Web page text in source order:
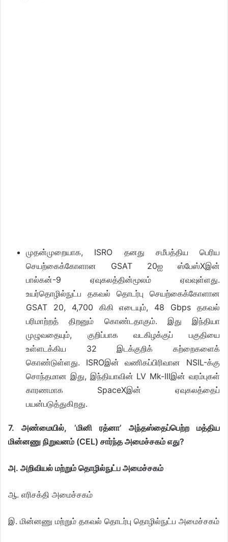
முதன்முறையாக, ISRO தனது சமீபத்திய பெரிய
செயற்கைக்கோளான GSAT 20ஐ ஸ்பேஸ்Xஇன்
பால்கன்-9 ஏவுகலத்தின்மூலம் ஏவவுள்ளது.
உயர்தொழில்நுட்ப தகவல் தொடர்பு செயற்கைக்கோளான
GSAT 20, 4,700 கிகி எடையும், 48 Gbps தகவல்
பரிமாற்றத் திறனும் கொண்டதாகும். இது இந்தியா
முழுவதையும், குறிப்பாக வடகிழக்குப் பகுதியை
உள்ளடக்கிய 32 இடக்குறிக் கற்றைகளைக்
கொண்டுள்ளது. ISROஇன் வணிகப்பிரிவான NSIL-க்கு
சொந்தமான இது, இந்தியாவின் LV Mk-IIIஇன் வரம்புகள்
காரணமாக SpaceXஇன் ஏவுகலத்தைப்
பயன்படுத்துகிறது.
7. அண்மையில், ‘மினி ரத்னா’ அந்தஸ்தைப்பெற்ற மத்திய
மின்னணு நிறுவனம் (CEL) சார்ந்த அமைச்சகம் எது?
அ. அறிவியல் மற்றும் தொழில்நுட்ப அமைச்சகம்
ஆ. எரிசக்தி அமைச்சகம்
இ. மின்னணு மற்றும் தகவல் தொடர்பு தொழில்நுட்ப அமைச்சகம்